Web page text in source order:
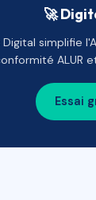
🚀
simplifie
ALUR
Essai